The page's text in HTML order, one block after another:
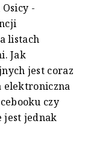
-
listach
Jak
jest coraz
elektroniczna
czy
jest jednak